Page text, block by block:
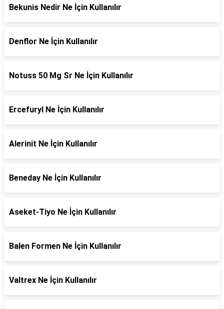
Bekunis Nedir Ne İçin Kullanılır
Denflor Ne İçin Kullanılır
Notuss 50 Mg Sr Ne İçin Kullanılır
Ercefuryl Ne İçin Kullanılır
Alerinit Ne İçin Kullanılır
Beneday Ne İçin Kullanılır
Aseket-Tiyo Ne İçin Kullanılır
Balen Formen Ne İçin Kullanılır
Valtrex Ne İçin Kullanılır